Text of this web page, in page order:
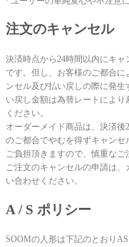
注文のキャンセル
決済時点から24時間以内にキ
です。但し、お客様のご都合
ンセル及び払い戻しの際に発
い戻し金額は為替レートによ
ください。
オーダーメイド商品は、決済
のご都合でやむを得ずキャン
ご負担頂きますので、慎重なご
ご注文のキャンセルの申請は
い合わせください。
A / S ポリシー
SOOMの人形は下記のとおりAS